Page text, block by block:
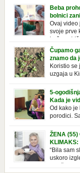
prepoznatljivog mirisa i
u kupatilima i
čak nose sa […]
Beba
bolnici
Ovaj video
svoje prve
baš
novorođenih beba.
miliona ljudi. Ove
beba želi […]
Čupamo
znamo da
Koristio se
uzgaja u
čupamo ga i bacamo
“korov” koji, ka­da nam
5-
Kada je
Od kako
porodici.
je bio veoma poseban
postao još čarobniji,
Daniel. Njenoj novoj
ŽENA (55)
“Bila sam
uskoro
to težak